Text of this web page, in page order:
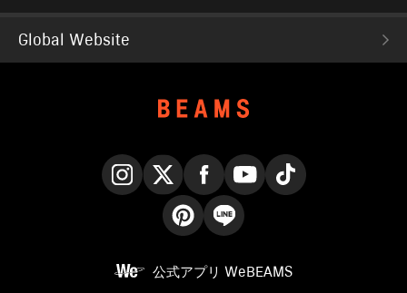
Global Website
公式アプリ WeBEAMS